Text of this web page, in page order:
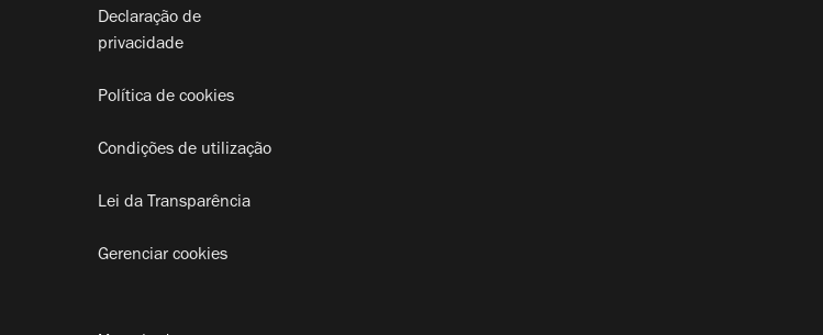
Declaração de
privacidade
Política de cookies
Condições de utilização
Lei da Transparência
Gerenciar cookies